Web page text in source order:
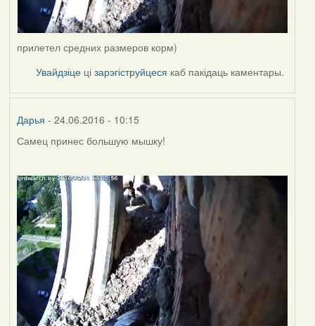
прилетел средних размеров корм)
Увайдзіце цізарэгіструйцеся каб пакідаць каментары.
Дарья - 24.06.2016 - 10:15
Самец принес большую мышку!